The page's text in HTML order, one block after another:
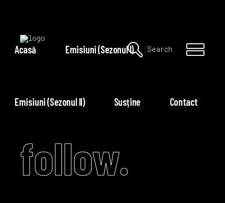
Acasă Emisiuni (Sezonul I)
Emisiuni (Sezonul II) Susține Contact
Search
follow.